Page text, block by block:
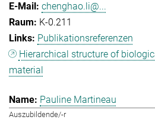
chenghao.li@...
K-0.211
Publikationsreferenzen
Hierarchical structure of
material
Pauline Martineau
Auszubildende/-r